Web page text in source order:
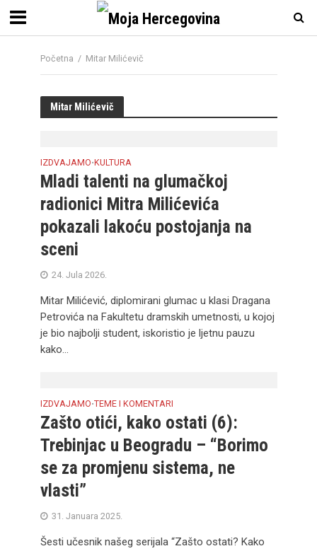
Početna / Mitar Milićevič
Mitar Milićevič
IZDVAJAMO•KULTURA
Mladi talenti na glumačkoj
radionici Mitra Milićevića
pokazali lakoću postojanja na
sceni
24. Jula 2026.
Mitar Milićević, diplomirani glumac u klasi Dragana
Petrovića na Fakultetu dramskih umetnosti, u kojoj
je bio najbolji student, iskoristio je ljetnu pauzu
kako...
IZDVAJAMO•TEME I KOMENTARI
Zašto otići, kako ostati (6):
Trebinjac u Beogradu – “Borimo
se za promjenu sistema, ne
vlasti”
31. Januara 2025.
Šesti učesnik našeg serijala “Zašto ostati? Kako